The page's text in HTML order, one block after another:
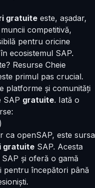
gratuite este, așadar,
competitivă,
pentru oricine
ecosistemul SAP.
Resurse Cheie
primul pas crucial.
platforme și comunități
SAP gratuite. Iată o
ca openSAP, este sursa
gratuite SAP. Acesta
și oferă o gamă
pentru începători până